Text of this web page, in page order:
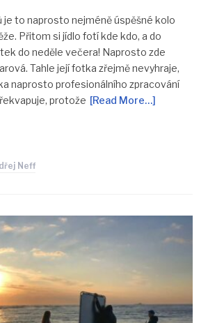
je to naprosto nejméně úspěšné kolo
Přitom si jídlo fotí kde kdo, a do
do neděle večera! Naprosto zde
Tahle její fotka zřejmě nevyhraje,
naprosto profesionálního zpracování
protože [Read More…]
Neff